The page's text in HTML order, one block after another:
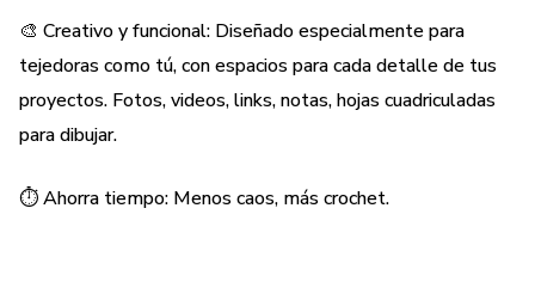
Secciones intuitivas para fotos, paletas de colores y listas
de materiales.
🎨 Creativo y funcional: Diseñado especialmente para
tejedoras como tú, con espacios para cada detalle de tus
proyectos. Fotos, videos, links, notas, hojas cuadriculadas
para dibujar.
⏱️ Ahorra tiempo: Menos caos, más crochet.